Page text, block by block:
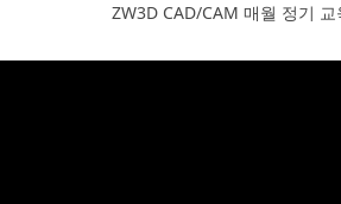
ZW3D CAD/CAM 매월 정기